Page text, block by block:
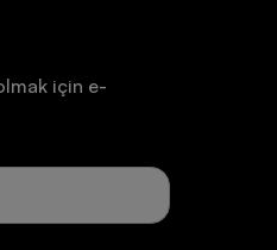
için e-